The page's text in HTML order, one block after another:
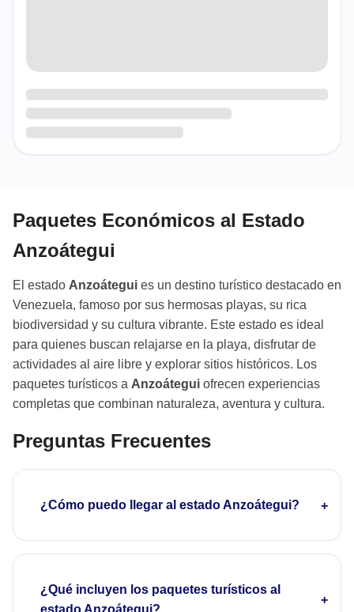
Paquetes Económicos al Estado
Anzoátegui
El estado Anzoátegui es un destino turístico destacado en
Venezuela, famoso por sus hermosas playas, su rica
biodiversidad y su cultura vibrante. Este estado es ideal
para quienes buscan relajarse en la playa, disfrutar de
actividades al aire libre y explorar sitios históricos. Los
paquetes turísticos a Anzoátegui ofrecen experiencias
completas que combinan naturaleza, aventura y cultura.
Preguntas Frecuentes
¿Cómo puedo llegar al estado Anzoátegui?
¿Qué incluyen los paquetes turísticos al
estado Anzoátegui?